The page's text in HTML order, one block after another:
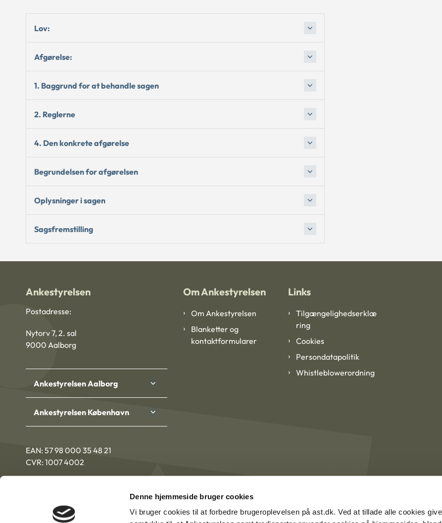
Denne hjemmeside bruger cookies
Vi bruger cookies til at forbedre brugeroplevelsen på ast.dk. Ved at tillade alle cookies
Lov:
Afgørelse:
1. Baggrund for at behandle sagen
2. Reglerne
4. Den konkrete afgørelse
Begrundelsen for afgørelsen
Oplysninger i sagen
Sagsfremstilling
Ankestyrelsen
Postadresse:
Nytorv 7, 2. sal
9000 Aalborg
Ankestyrelsen Aalborg
Ankestyrelsen København
EAN: 57 98 000 35 48 21
CVR: 1007 4002
Om Ankestyrelsen
Om Ankestyrelsen
Blanketter og
kontaktformularer
Links
Tilgængelighedserklæ
ring
Cookies
Persondatapolitik
Whistleblowerordning